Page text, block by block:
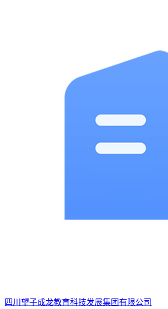
四川望子成龙教育科技发展集团有限公司